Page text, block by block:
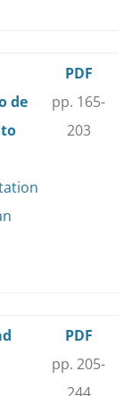
de
PDF
pp. 165-
203
PDF
pp. 205-